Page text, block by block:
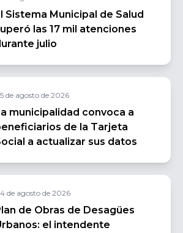
Sistema Municipal de Salud
las 17 mil atenciones
julio
de agosto de 2026
municipalidad convoca a
de la Tarjeta
a actualizar sus datos
de agosto de 2026
de Obras de Desagües
el intendente